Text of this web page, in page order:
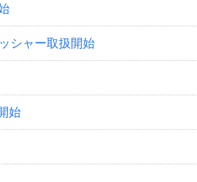
シャー取扱開始
始